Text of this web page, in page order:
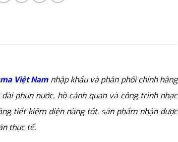
Việt Namnhập khẩu và phân phối chính hãng
phun nước, hồ cảnh quan và công trình nhạc
tiết kiệm điện năng tốt, sản phẩm nhận được
thực tế.